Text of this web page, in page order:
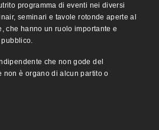
programma di eventi nei diversi
seminari e tavole rotonde aperte al
che hanno un ruolo importante e
che non gode del
non è organo di alcun partito o